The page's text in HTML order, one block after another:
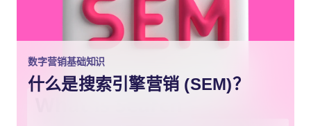
数字营销基础知识
什么是搜索引擎营销 (SEM)？